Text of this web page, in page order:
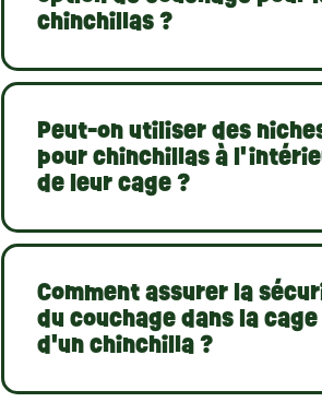
chinchillas ?
Peut-on utiliser des
pour chinchillas à
de leur cage ?
Comment assurer la
du couchage dans la cage
d'un chinchilla ?